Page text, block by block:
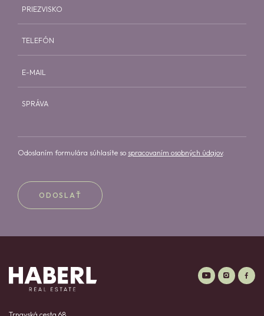
PRIEZVISKO
TELEFÓN
E-MAIL
SPRÁVA
Odoslaním formulára súhlasíte so spracovaním osobných údajov.
ODOSLAŤ